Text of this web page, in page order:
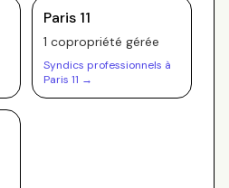
Paris 11
1 copropriété gérée
Syndics professionnels à
Paris 11 →